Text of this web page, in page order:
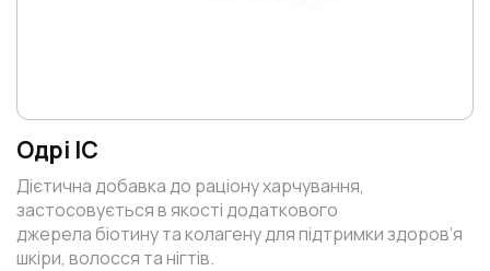
Одрі IC
Дієтична добавка до раціону харчування,
застосовується в якості додаткового
джерела біотину та колагену для підтримки здоров’я
шкіри, волосся та нігтів.